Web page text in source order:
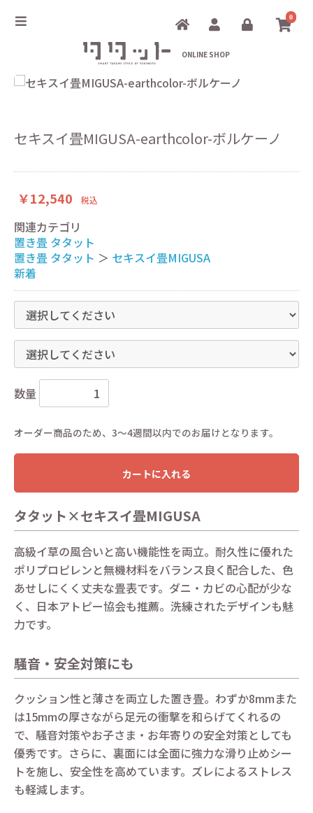
ONLINE SHOP
0
セキスイ畳MIGUSA-earthcolor-ボルケーノ
￥12,540 税込
関連カテゴリ
置き畳 タタット
置き畳 タタット ＞ セキスイ畳MIGUSA
新着
数量
オーダー商品のため、3〜4週間以内でのお届けとなります。
カートに入れる
タタット×セキスイ畳MIGUSA
高級イ草の風合いと高い機能性を両立。耐久性に優れた
ポリプロピレンと無機材料をバランス良く配合した、色
あせしにくく丈夫な畳表です。ダニ・カビの心配が少な
く、日本アトピー協会も推薦。洗練されたデザインも魅
力です。
騒音・安全対策にも
クッション性と薄さを両立した置き畳。わずか8mmまた
は15mmの厚さながら足元の衝撃を和らげてくれるの
で、騒音対策やお子さま・お年寄りの安全対策としても
優秀です。さらに、裏面には全面に強力な滑り止めシー
トを施し、安全性を高めています。ズレによるストレス
も軽減します。